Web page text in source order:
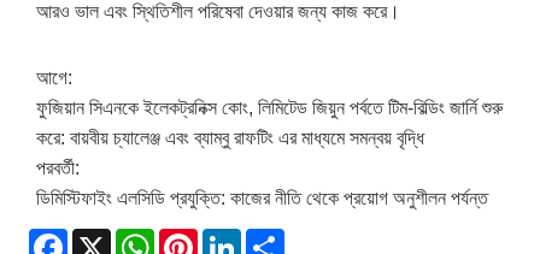
আরও ভাল এবং স্থিতিশীল পরিষেবা দেওয়ার জন্য কাজ করে।
আগে:
ফুজিয়ান সিএনকে ইলেকট্রনিক্স কোং, লিমিটেড জিয়ুন পর্বতে টিম-বিল্ডিং জার্নি শুরু
করে: বায়বীয় চ্যালেঞ্জ এবং ব্যাম্বু রাফটিং এর মাধ্যমে সমন্বয় বৃদ্ধি
পরবর্তী:
ডিমিস্টিফাইং এলসিডি প্রযুক্তি: কাজের নীতি থেকে প্রয়োগ অনুশীলন পর্যন্ত
Facebook
X WhatsApp
PinterestLinkedIn